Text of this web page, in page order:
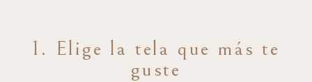
1. Elige la tela que más te
guste